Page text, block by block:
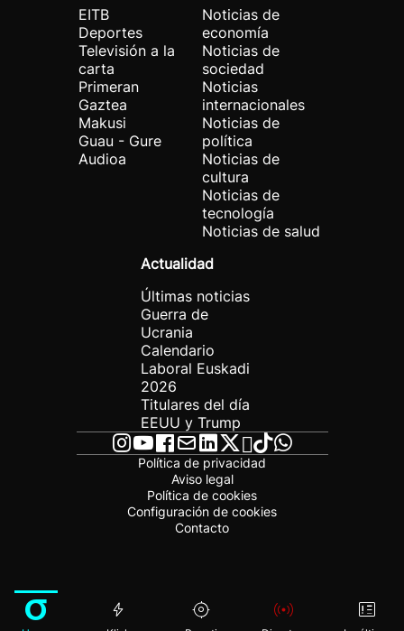
EITB
Deportes
Televisión a la
carta
Primeran
Gaztea
Makusi
Guau - Gure
Audioa
Noticias de
economía
Noticias de
sociedad
Noticias
internacionales
Noticias de
política
Noticias de
cultura
Noticias de
tecnología
Noticias de salud
Actualidad
Últimas noticias
Guerra de
Ucrania
Calendario
Laboral Euskadi
2026
Titulares del día
EEUU y Trump
Política de privacidad
Aviso legal
Política de cookies
Configuración de cookies
Contacto